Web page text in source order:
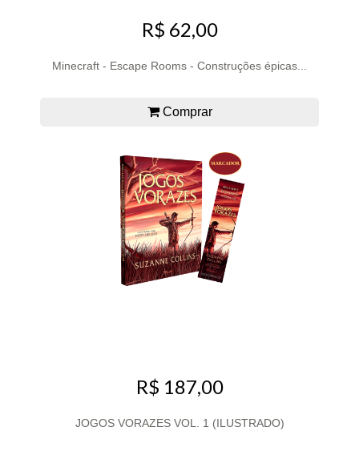
R$ 62,00
Minecraft - Escape Rooms - Construções épicas...
Comprar
R$ 187,00
JOGOS VORAZES VOL. 1 (ILUSTRADO)